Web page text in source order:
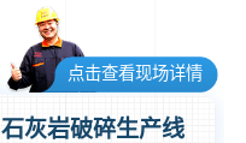
点击查看现场详情
石灰岩破碎生产线